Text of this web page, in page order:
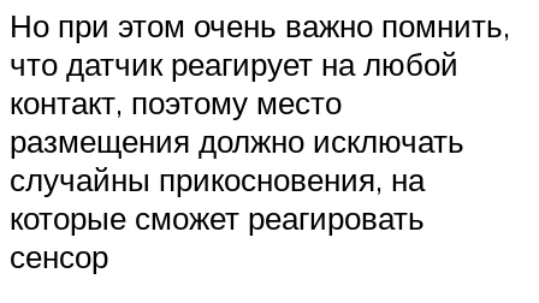
Но при этом очень важно помнить,
что датчик реагирует на любой
контакт, поэтому место
размещения должно исключать
случайны прикосновения, на
которые сможет реагировать
сенсор